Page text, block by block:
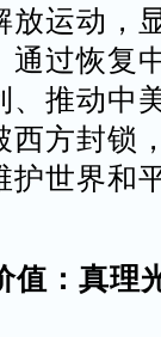
放运动，
通过恢复
、推动中
西方封锁
护世界和
值：真理